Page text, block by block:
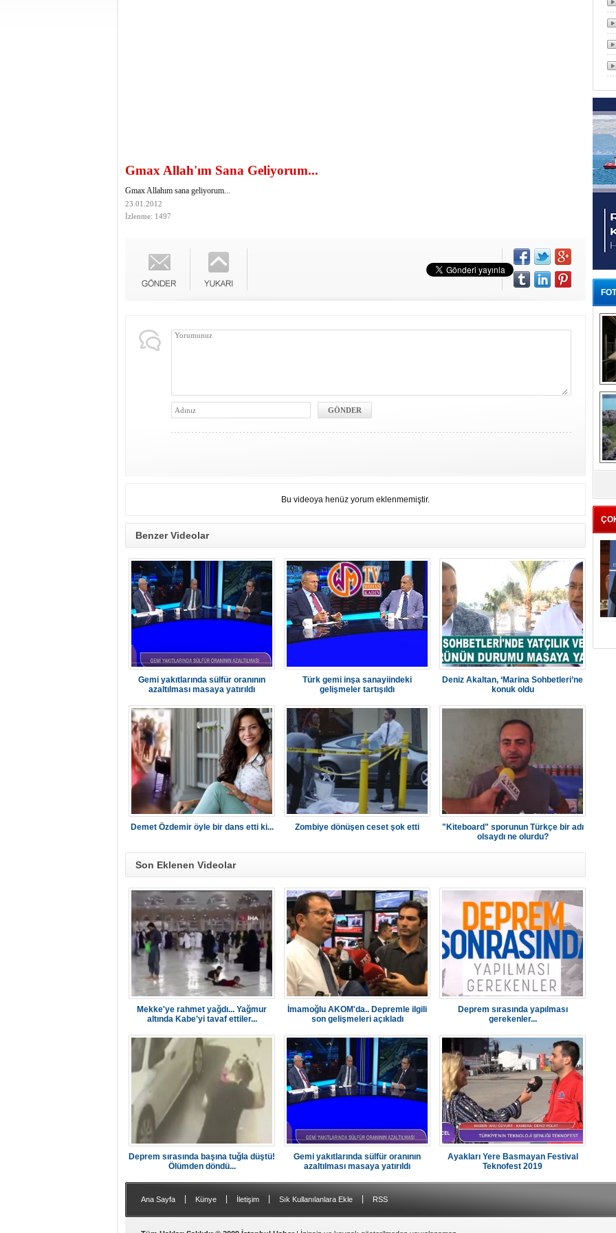
Gmax Allah'ım Sana Geliyorum...
Gmax Allahım sana geliyorum...
23.01.2012
İzlenme: 1497
Bu videoya henüz yorum eklenmemiştir.
Benzer Videolar
Gemi yakıtlarında sülfür oranının
azaltılması masaya yatırıldı
Türk gemi inşa sanayiindeki
gelişmeler tartışıldı
Deniz Akaltan, ‘Marina Sohbetleri’ne
konuk oldu
Demet Özdemir öyle bir dans etti ki... Zombiye dönüşen ceset şok etti
"Kiteboard" sporunun Türkçe bir adı
olsaydı ne olurdu?
Son Eklenen Videolar
Mekke'ye rahmet yağdı... Yağmur
altında Kabe'yi tavaf ettiler...
İmamoğlu AKOM'da.. Depremle ilgili
son gelişmeleri açıkladı
Deprem sırasında yapılması
gerekenler...
Deprem sırasında başına tuğla düştü!
Ölümden döndü...
Gemi yakıtlarında sülfür oranının
azaltılması masaya yatırıldı
Ayakları Yere Basmayan Festival
Teknofest 2019
Ana Sayfa Künye İletişim Sık Kullanılanlara Ekle RSS